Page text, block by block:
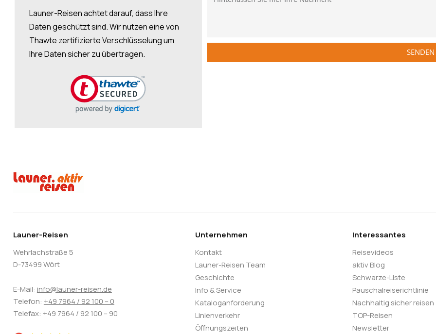
SENDEN
Launer-Reisen achtet darauf, dass Ihre
Daten geschützt sind. Wir nutzen eine von
Thawte zertifizierte Verschlüsselung um
Ihre Daten sicher zu übertragen.
Launer-Reisen
Wehrlachstraße 5
D-73499 Wört
E-Mail: info@launer-reisen.de
Telefon: +49 7964 / 92 100 – 0
Telefax: +49 7964 / 92 100 – 90
Unternehmen
Kontakt
Launer-Reisen Team
Geschichte
Info & Service
Kataloganforderung
Linienverkehr
Öffnungszeiten
Interessantes
Reisevideos
aktiv Blog
Schwarze-Liste
Pauschalreiserichtlinie
Nachhaltig sicher reisen
TOP-Reisen
Newsletter